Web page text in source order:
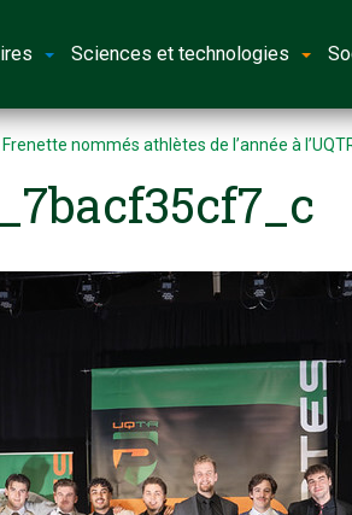
Sciences et technologies
nommés athlètes de l’année à